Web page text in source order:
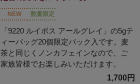
NEW 数量限定
「9220 ルイボス アールグレイ」の5gテ
ィーバッグ20個限定パック入です。麦
茶と同じくノンカフェインなので、ご
家族皆様でお楽しみいただけます。
1,700円